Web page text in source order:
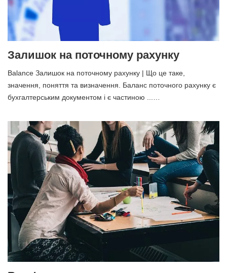
Залишок на поточному рахунку
Balance Залишок на поточному рахунку | Що це таке,
значення, поняття та визначення. Баланс поточного рахунку є
бухгалтерським документом і є частиною ...…